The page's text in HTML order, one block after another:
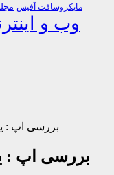
مایکروسافت آفیس
وب و
بررسی اپ :
بررسی اپ :